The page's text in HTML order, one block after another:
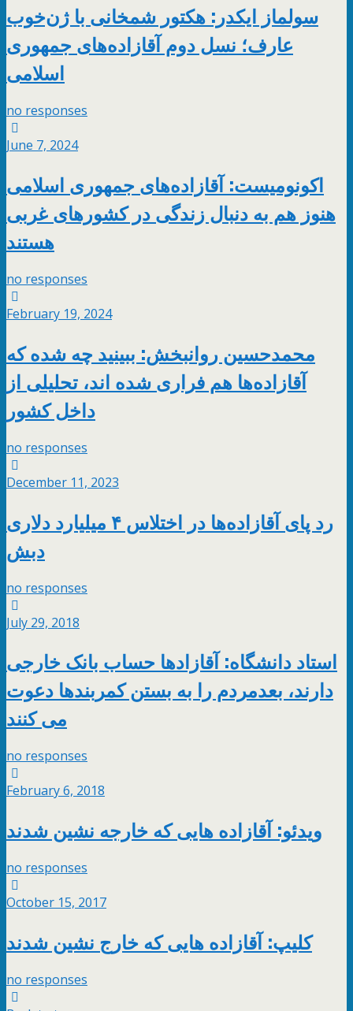
سولماز ایکدر: هکتور شمخانی با ژن‌خوب
عارف؛ نسل دوم آقازاده‌های جمهوری
اسلامی
no responses
June 7, 2024
اکونومیست: آقازاده‌های جمهوری اسلامی
هنوز هم به دنبال زندگی در کشورهای غربی
هستند
no responses
February 19, 2024
محمدحسین روانبخش: ببینید چه شده که
آقازاده‌ها هم فراری شده اند، تحلیلی از
داخل کشور
no responses
December 11, 2023
رد پای آقازاده‌ها در اختلاس ۴ میلیارد دلاری
دبش
no responses
July 29, 2018
استاد دانشگاه: آقازادها حساب‌ بانک خارجی
دارند، بعدمردم را به بستن کمربندها دعوت
no responses
February 6, 2018
ویدئو: آقازاده هایی که خارجه نشین شدند
no responses
October 15, 2017
کلیپ: آقازاده هایی که خارج نشین شدند
no responses